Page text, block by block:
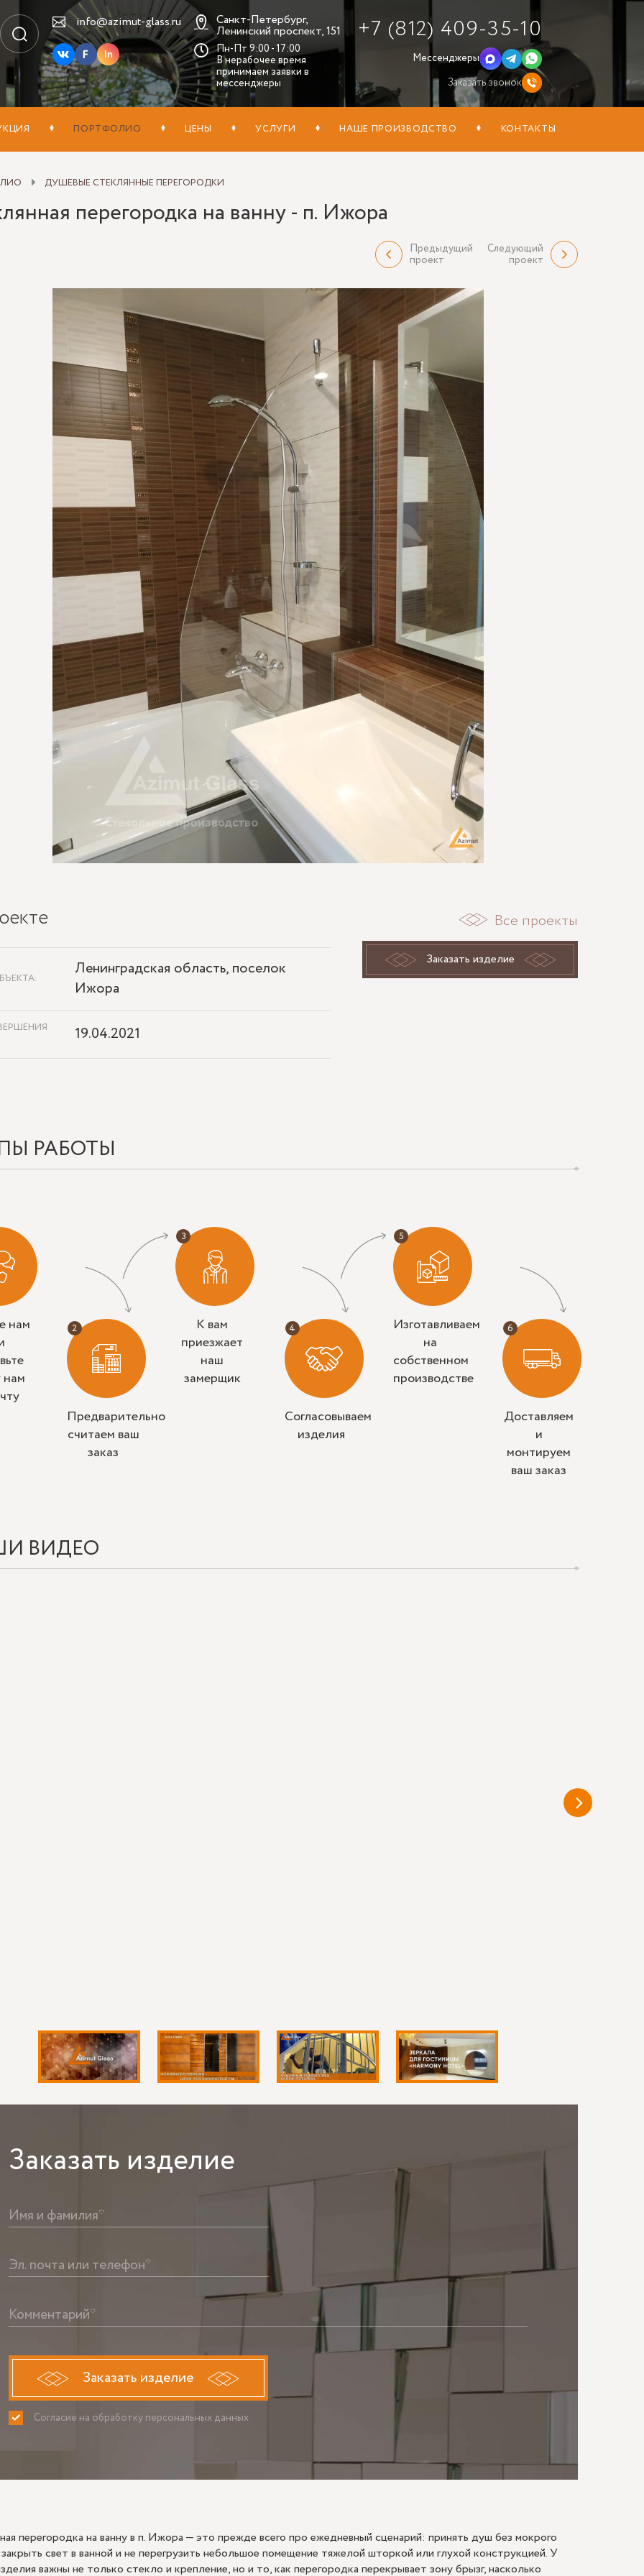
info@azimut-glass.ru
In
Санкт-Петербург,
Ленинский проспект, 151
Пн-Пт 9:00 - 17:00
В нерабочее время
принимаем заявки в
мессенджеры
+7 (812) 409-35-10
Мессенджеры
Заказать звонок
ПОРТФОЛИО ЦЕНЫ УСЛУГИ НАШЕ ПРОИЗВОДСТВО КОНТАКТЫ
ДУШЕВЫЕ СТЕКЛЯННЫЕ ПЕРЕГОРОДКИ
перегородка на ванну - п. Ижора
Предыдущий
проект
Следующий
проект
Все проекты
Заказать изделие
Ленинградская область, поселок
Ижора
19.04.2021
РАБОТЫ
нам
нам
Предварительно
считаем ваш
заказ
К вам
приезжает
наш
замерщик
Согласовываем
изделия
Изготавливаем
на
собственном
производстве
Доставляем
и
монтируем
ваш заказ
ВИДЕО
Заказать изделие
Имя и фамилия*
Эл. почта или телефон*
Комментарий*
Заказать изделие
Согласие на обработку персональных данных
ПРИНИМАЮ
перегородка на ванну в п. Ижора — это прежде всего про ежедневный сценарий: принять душ без мокрого
свет в ванной и не перегрузить небольшое помещение тяжелой шторкой или глухой конструкцией. У
важны не только стекло и крепление, но и то, как перегородка перекрывает зону брызг, насколько